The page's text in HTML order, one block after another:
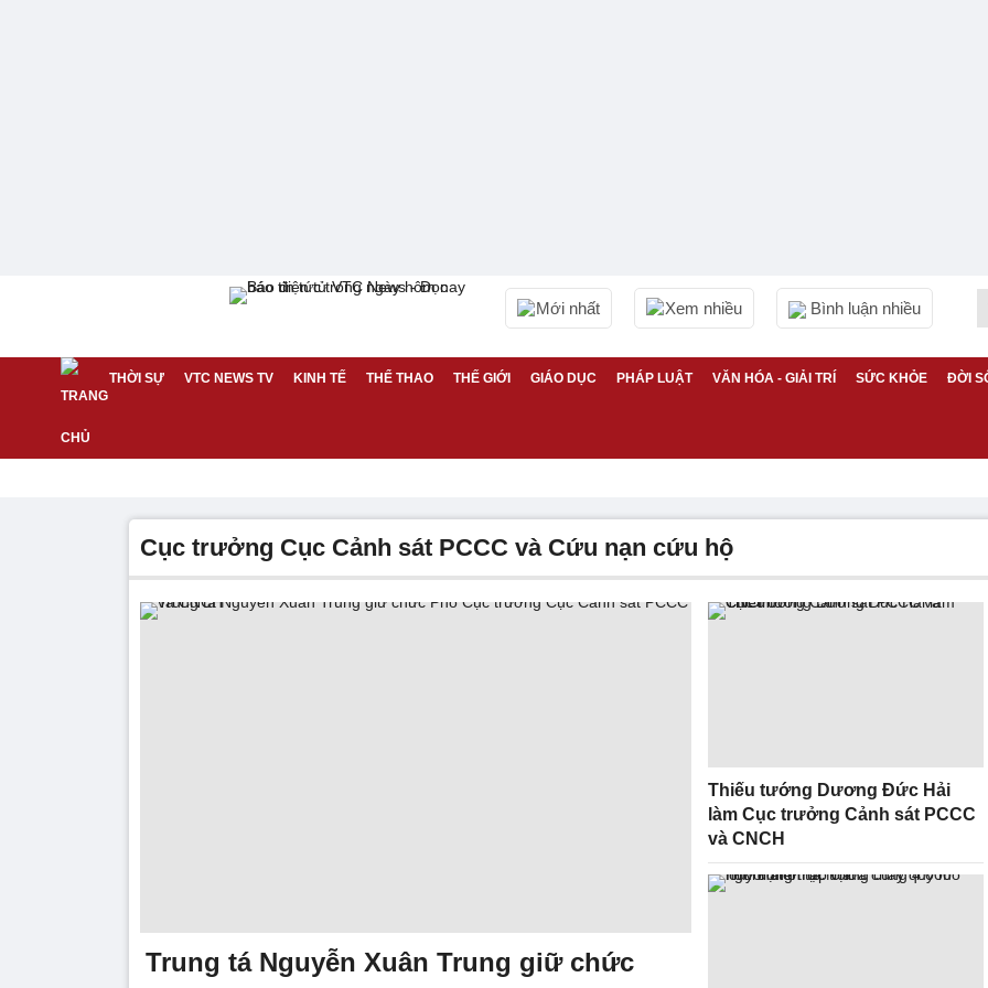
Mới nhất Xem nhiều Bình luận nhiều
THỜI SỰ VTC NEWS TV KINH TẾ THỂ THAO THẾ GIỚI GIÁO DỤC PHÁP LUẬT VĂN HÓA - GIẢI TRÍ SỨC KHỎE ĐỜI
Cục trưởng Cục Cảnh sát PCCC và Cứu nạn cứu hộ
Trung tá Nguyễn Xuân Trung giữ chức
Thiếu tướng Dương Đức Hải
làm Cục trưởng Cảnh sát PCCC
và CNCH